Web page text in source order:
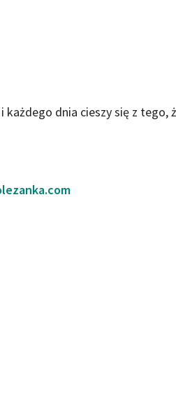
każdego dnia cieszy się z tego,